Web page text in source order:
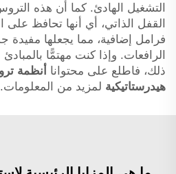
التشغيل الهادئ. كما أن هذه
القفل الذاتي، أي أنها تحافظ على
فرامل إضافية، مما يجعلها مفيدة
الرافعات. وإذا كنت مهتمًّا بالمبادئ
ذلك، فاطلع على محتوانا
أنظمة
هيدرستاتيكية لمزيد من المعلومات.